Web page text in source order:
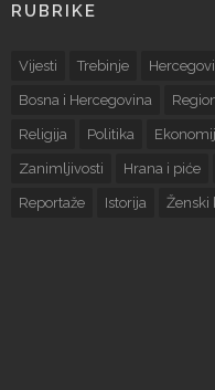
RUBRIKE
Vijesti Trebinje
Bosna i Hercegovina
Religija Politika
Zanimljivosti Hrana i piće
Reportaže Istorija Ženski